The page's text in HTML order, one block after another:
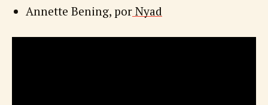
Annette Bening, por Nyad